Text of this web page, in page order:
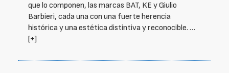
que lo componen, las marcas BAT, KE y Giulio
Barbieri, cada una con una fuerte herencia
histórica y una estética distintiva y reconocible. …
[+]